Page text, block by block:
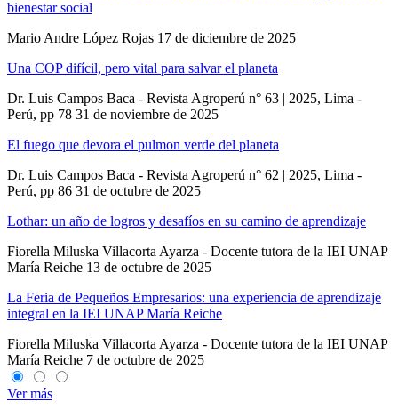
bienestar social
Mario Andre López Rojas 17 de diciembre de 2025
Una COP difícil, pero vital para salvar el planeta
Dr. Luis Campos Baca - Revista Agroperú n° 63 | 2025, Lima -
Perú, pp 78 31 de noviembre de 2025
El fuego que devora el pulmon verde del planeta
Dr. Luis Campos Baca - Revista Agroperú n° 62 | 2025, Lima -
Perú, pp 86 31 de octubre de 2025
Lothar: un año de logros y desafíos en su camino de aprendizaje
Fiorella Miluska Villacorta Ayarza - Docente tutora de la IEI UNAP
María Reiche 13 de octubre de 2025
La Feria de Pequeños Empresarios: una experiencia de aprendizaje
integral en la IEI UNAP María Reiche
Fiorella Miluska Villacorta Ayarza - Docente tutora de la IEI UNAP
María Reiche 7 de octubre de 2025
Ver más